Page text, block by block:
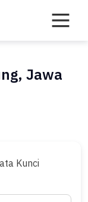
Jawa
Kunci